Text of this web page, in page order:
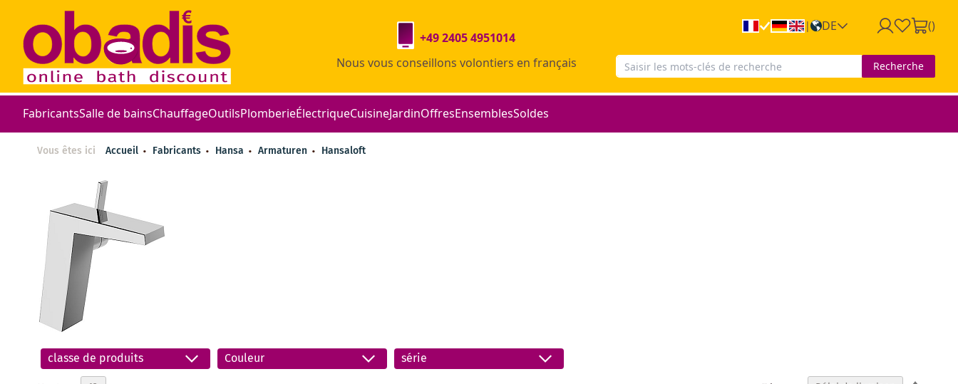
| DE ()
+49 2405 4951014
Nous vous conseillons volontiers en français
Recherche
FabricantsSalle de bainsChauffageOutilsPlomberieÉlectriqueCuisineJardinOffresEnsemblesSoldes
Vous êtes ici Accueil Fabricants Hansa Armaturen Hansaloft
classe de produits Couleur série